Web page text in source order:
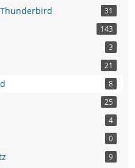
Thunderbird 31
143
3
21
8
25
4
0
9